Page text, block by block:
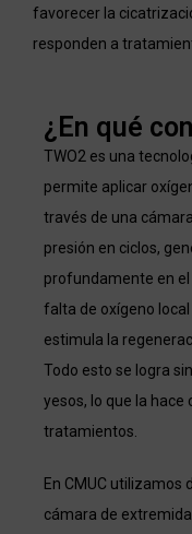
favorecer la
responden a
¿En qué
TWO2 es una
permite aplicar
través de una
presión en ciclos,
profundamente en el
falta de oxígeno
estimula la
Todo esto se logra
yesos, lo que la
tratamientos.
En CMUC utilizamos
cámara de